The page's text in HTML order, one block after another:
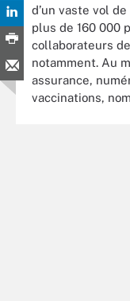
d’un vaste vol
plus de 160 000
collaborateurs
notamment. Au
assurance,
vaccinations,